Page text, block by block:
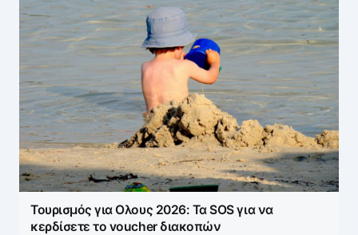
Τουρισμός για Ολους 2026: Τα SOS για να
κερδίσετε το voucher διακοπών